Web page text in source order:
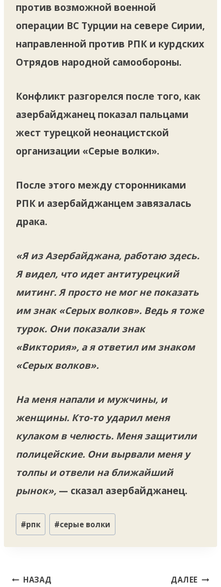
против возможной военной
операции ВС Турции на севере Сирии,
направленной против РПК и курдских
Отрядов народной самообороны.
Конфликт разгорелся после того, как
азербайджанец показал пальцами
жест турецкой неонацистской
организации «Серые волки».
После этого между сторонниками
РПК и азербайджанцем завязалась
драка.
«Я из Азербайджана, работаю здесь.
Я видел, что идет антитурецкий
митинг. Я просто не мог не показать
им знак «Серых волков». Ведь я тоже
турок. Они показали знак
«Виктория», а я ответил им знаком
«Серых волков».
На меня напали и мужчины, и
женщины. Кто-то ударил меня
кулаком в челюсть. Меня защитили
полицейские. Они вырвали меня у
толпы и отвели на ближайший
рынок», — сказал азербайджанец.
Метки
записи:
#рпк #серые волки
Навигация
НАЗАД ДАЛЕЕ